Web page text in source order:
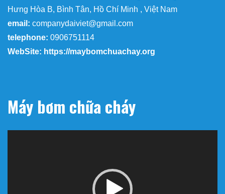
Hưng Hòa B, Bình Tân, Hồ Chí Minh , Việt Nam
email: companydaiviet@gmail.com
telephone: 0906751114
WebSite: https://maybomchuachay.org
Máy bơm chữa cháy